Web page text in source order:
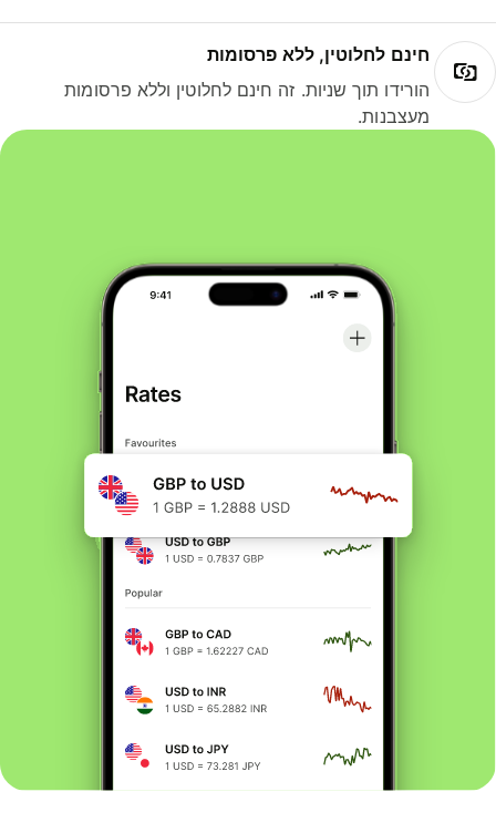
חינם לחלוטין, ללא פרסומות
הורידו תוך שניות. זה חינם לחלוטין וללא פרסומות
מעצבנות.